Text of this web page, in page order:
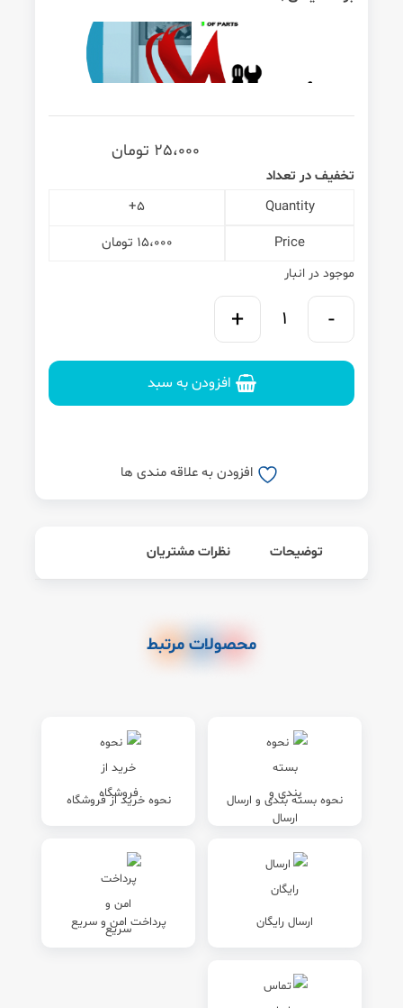
25،000 تومان
تخفیف در تعداد
Quantity
5+
Price
15،000 تومان
موجود در انبار
افزودن به سبد
افزودن به علاقه مندی ها
توضیحات نظرات مشتریان
محصولات مرتبط
نحوه بسته بندی و ارسال نحوه خرید از فروشگاه
ارسال رایگان پرداخت امن و سریع